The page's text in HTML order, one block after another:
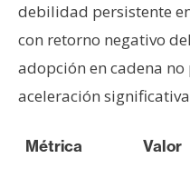
debilidad persistente
con retorno negativo
adopción en cadena no
aceleración
Métrica Valor